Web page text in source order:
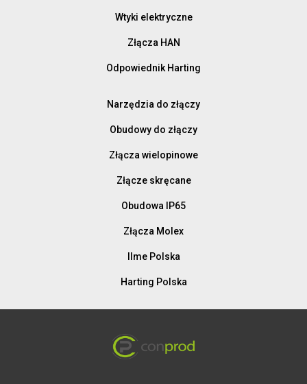
Wtyki elektryczne
Złącza HAN
Odpowiednik Harting
Narzędzia do złączy
Obudowy do złączy
Złącza wielopinowe
Złącze skręcane
Obudowa IP65
Złącza Molex
Ilme Polska
Harting Polska